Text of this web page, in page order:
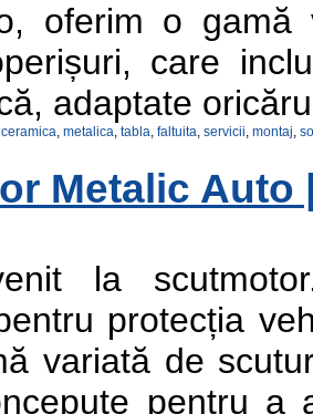
oferim o gamă
care
adaptate
ceramica, metalica, tabla, faltuita, servicii, montaj,
Metalic Auto
la
protecția
variată de
pentru a